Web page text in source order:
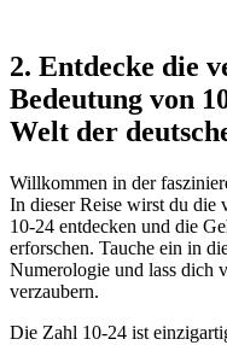
2. Entdecke die
Bedeutung von
Welt der
Willkommen in der
In dieser Reise wirst du die
10-24 entdecken und die
erforschen. Tauche ein in
Numerologie und lass dich
verzaubern.
Die Zahl 10-24 ist